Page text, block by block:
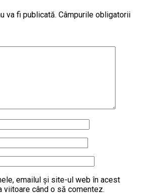
va fi publicată. Câmpurile obligatorii
emailul și site-ul web în acest
viitoare când o să comentez.